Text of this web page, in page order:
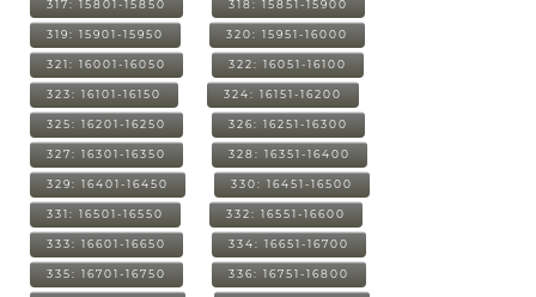
317: 15801-15850 318: 15851-15900
319: 15901-15950 320: 15951-16000
321: 16001-16050 322: 16051-16100
323: 16101-16150 324: 16151-16200
325: 16201-16250 326: 16251-16300
327: 16301-16350 328: 16351-16400
329: 16401-16450 330: 16451-16500
331: 16501-16550 332: 16551-16600
333: 16601-16650 334: 16651-16700
335: 16701-16750 336: 16751-16800